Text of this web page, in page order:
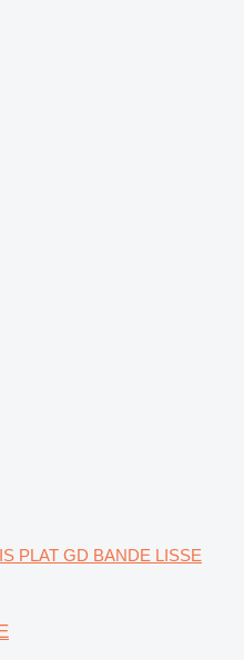
PLAT GD BANDE LISSE